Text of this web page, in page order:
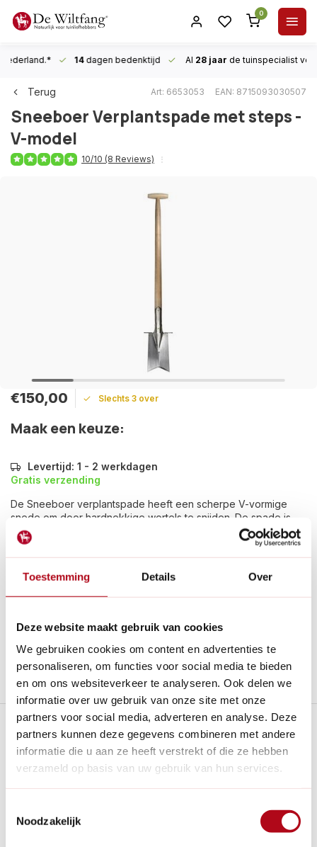
Toestemming Details Over
Deze website maakt gebruik van cookies
We gebruiken cookies om content en advertenties te
personaliseren, om functies voor social media te bieden
en om ons websiteverkeer te analyseren. Ook delen we
informatie over uw gebruik van onze site met onze
partners voor social media, adverteren en analyse. Deze
partners kunnen deze gegevens combineren met andere
informatie die u aan ze heeft verstrekt of die ze hebben
verzameld op basis van uw gebruik van hun services.
Noodzakelijk
0
14dagen bedenktijd Al 28 jaar de tuinspecialist
Terug Art: 6653053 EAN: 8715093030507
SneeboerVerplantspade met steps -
V-model
10/10 (8 Reviews)
€150,00 Slechts 3 over
Maak een keuze:
Levertijd: 1 - 2 werkdagen
Gratis verzending
De Sneeboer verplantspade heeft een scherpe V-vormige
snede om door hardnekkige wortels te snijden. De spade is
geschikt voor diverse functies in de tuin.
Lees meer
Betaal achteraf met Riverty.
Gratis verzendenvanaf € 60 in België en Nederland.*
Al28 jaarde tuinspecialist voor tuinliefhebbers
Nieuw:Haal je bestelling in Wilnis bij ons op!
Stel een vraag over dit product
Plus- en minpunten
schoeisel niet
Alleen handig om te steken, niet om te grond scheppen